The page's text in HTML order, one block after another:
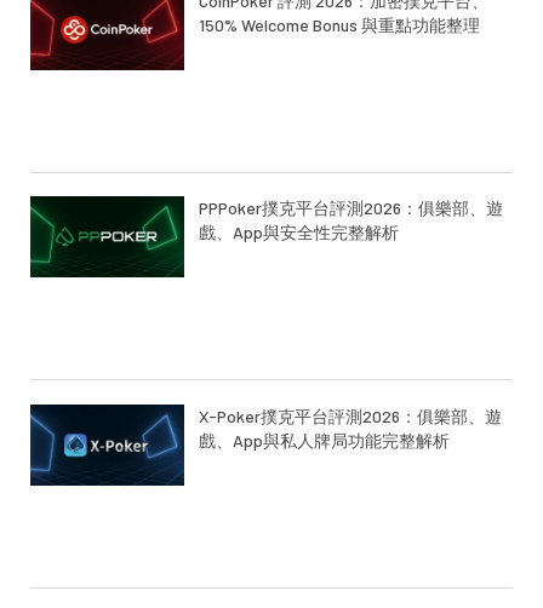
150% Welcome Bonus 與重點功能整理
PPPoker撲克平台評測2026：俱樂部、遊
戲、App與安全性完整解析
X-Poker撲克平台評測2026：俱樂部、遊
戲、App與私人牌局功能完整解析